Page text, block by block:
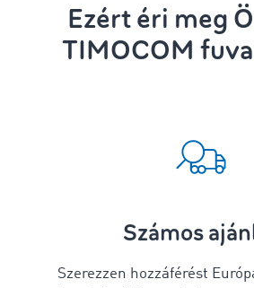
Ezért éri meg
TIMOCOM
Számos
Szerezzen hozzáférést